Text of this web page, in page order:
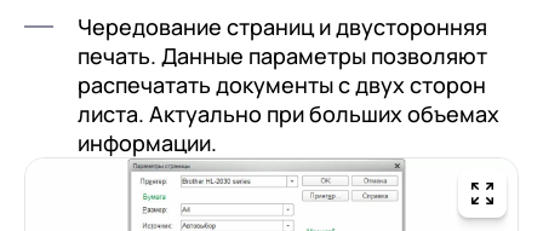
Чередование страниц и двусторонняя
печать. Данные параметры позволяют
распечатать документы с двух сторон
листа. Актуально при больших объемах
информации.